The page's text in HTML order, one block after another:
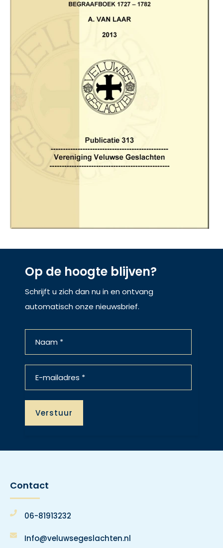
Op de hoogte blijven?
Schrijft u zich dan nu in en ontvang
automatisch onze nieuwsbrief.
Contact
06-81913232
Info@veluwsegeslachten.nl